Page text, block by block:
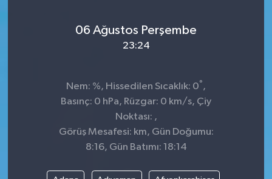
06 Ağustos Perşembe
23:24
Nem: %, Hissedilen Sıcaklık: 0° ,
Basınç: 0 hPa, Rüzgar: 0 km/s, Çiy
Noktası: ,
Görüş Mesafesi: km, Gün Doğumu:
8:16, Gün Batımı: 18:14